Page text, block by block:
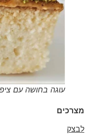
עוגה בחושה עם ציפוי
מצרכים
לבצק